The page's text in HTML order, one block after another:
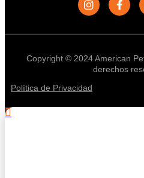
Copyright © 2024 American
derechos
Política de Privacidad